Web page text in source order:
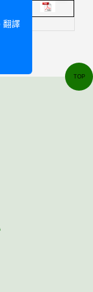
TOP
翻譯